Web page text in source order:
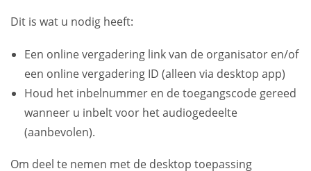
Dit is wat u nodig heeft:
Een online vergadering link van de organisator en/of
een online vergadering ID (alleen via desktop app)
Houd het inbelnummer en de toegangscode gereed
wanneer u inbelt voor het audiogedeelte
(aanbevolen).
Om deel te nemen met de desktop toepassing